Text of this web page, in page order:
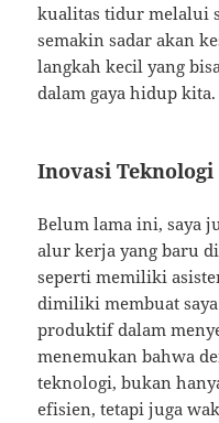
kualitas tidur melalui
semakin sadar akan
langkah kecil yang
dalam gaya hidup kita.
Inovasi
Belum lama ini, saya
alur kerja yang baru
seperti memiliki
dimiliki membuat
produktif dalam
menemukan bahwa
teknologi, bukan
efisien, tetapi juga